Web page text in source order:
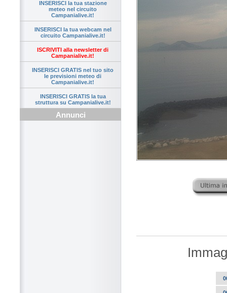
INSERISCI la tua stazione
meteo nel circuito
Campanialive.it!
INSERISCI la tua webcam nel
circuito Campanialive.it!
ISCRIVITI alla newsletter di
Campanialive.it!
INSERISCI GRATIS nel tuo sito
le previsioni meteo di
Campanialive.it!
INSERISCI GRATIS la tua
struttura su Campanialive.it!
Annunci